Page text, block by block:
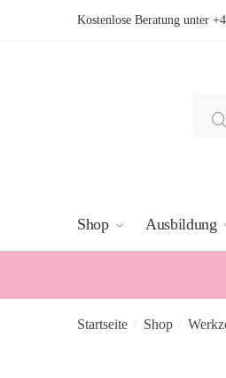
Kostenlose Beratung unter
nach:
Shop Ausbildung
Startseite / Shop /